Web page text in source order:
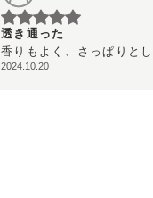
透き通った
香りもよく、さっぱりと
2024.10.20